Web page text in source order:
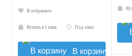
В избранное
Купить в 1 клик Под заказ
В корзину